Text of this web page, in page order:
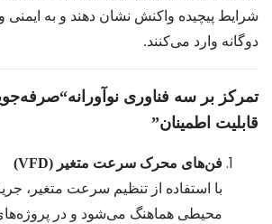
شرایط پیچیده واکنش نشان دهند و به ایمنی
دوگانه وارد می‌کنند.
تمرکز بر سه فناوری نوآورانه“
قابلیت اطمینان”
فن‌های محرک سرعت متغیر (VFD
)
با استفاده از تنظیم سرعت متغیر،
محیطی هماهنگ می‌شود و در پروژه‌های